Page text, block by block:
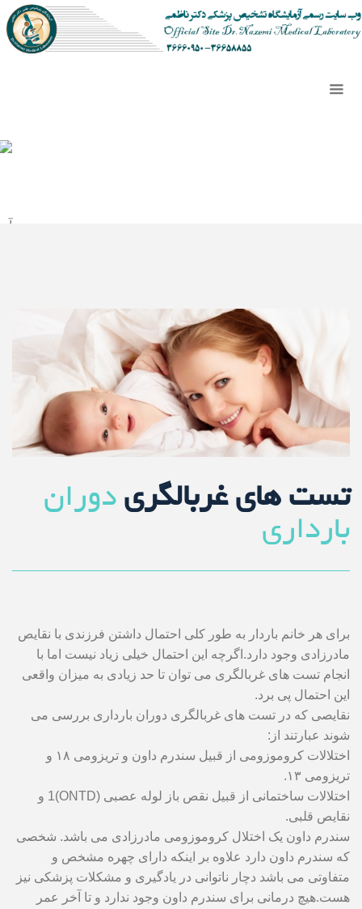
تست های غربالگریدوران
بارداری
برای هر خانم باردار به طور کلی احتمال داشتن فرزندی با نقایص
مادرزادی وجود دارد.اگرچه این احتمال خیلی زیاد نیست اما با
انجام تست های غربالگری می توان تا حد زیادی به میزان واقعی
این احتمال پی برد.
نقایصی که در تست های غربالگری دوران بارداری بررسی می
شوند عبارتند از:
اختلالات کروموزومی از قبیل سندرم داون و تریزومی ۱۸ و
تریزومی ۱۳.
اختلالات ساختمانی از قبیل نقص باز لوله عصبی (ONTD)1 و
نقایص قلبی.
سندرم داون یک اختلال کروموزومی مادرزادی می باشد. شخصی
که سندرم داون دارد علاوه بر اینکه دارای چهره مشخص و
متفاوتی می باشد دچار ناتوانی در یادگیری و مشکلات پزشکی نیز
هست.هیچ درمانی برای سندرم داون وجود ندارد و تا آخر عمر